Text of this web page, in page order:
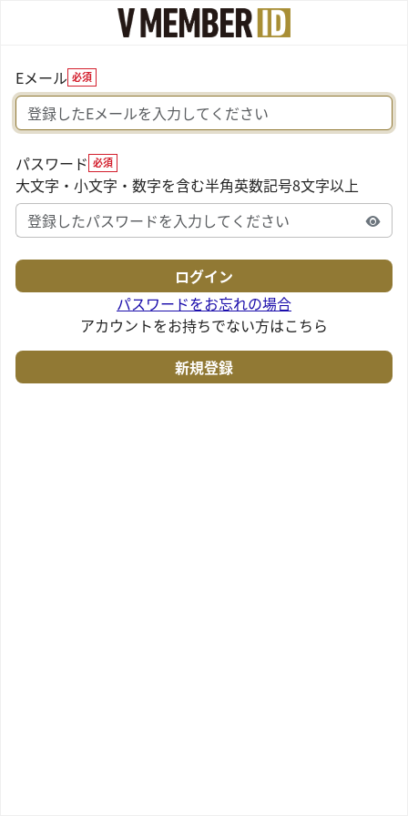
Eメール 必須
パスワード 必須
大文字・小文字・数字を含む半角英数記号8文字以上
パスワードをお忘れの場合
アカウントをお持ちでない方はこちら
新規登録